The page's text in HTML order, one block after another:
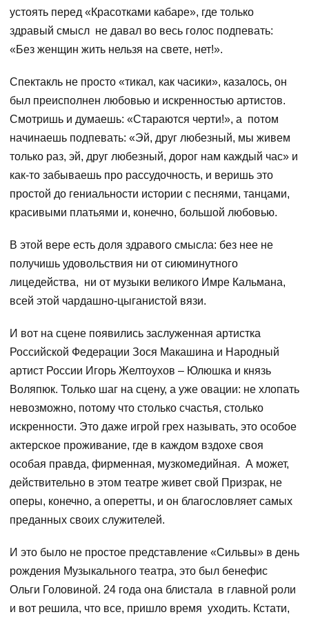
устоять перед «Красотками кабаре», где только
здравый смысл не давал во весь голос подпевать:
«Без женщин жить нельзя на свете, нет!».
Спектакль не просто «тикал, как часики», казалось, он
был преисполнен любовью и искренностью артистов.
Смотришь и думаешь: «Стараются черти!», а потом
начинаешь подпевать: «Эй, друг любезный, мы живем
только раз, эй, друг любезный, дорог нам каждый час» и
как-то забываешь про рассудочность, и веришь это
простой до гениальности истории с песнями, танцами,
красивыми платьями и, конечно, большой любовью.
В этой вере есть доля здравого смысла: без нее не
получишь удовольствия ни от сиюминутного
лицедейства, ни от музыки великого Имре Кальмана,
всей этой чардашно-цыганистой вязи.
И вот на сцене появились заслуженная артистка
Российской Федерации Зося Макашина и Народный
артист России Игорь Желтоухов – Юлюшка и князь
Воляпюк. Только шаг на сцену, а уже овации: не хлопать
невозможно, потому что столько счастья, столько
искренности. Это даже игрой грех называть, это особое
актерское проживание, где в каждом вздохе своя
особая правда, фирменная, музкомедийная. А может,
действительно в этом театре живет свой Призрак, не
оперы, конечно, а оперетты, и он благословляет самых
преданных своих служителей.
И это было не простое представление «Сильвы» в день
рождения Музыкального театра, это был бенефис
Ольги Головиной. 24 года она блистала в главной роли
и вот решила, что все, пришло время уходить. Кстати,